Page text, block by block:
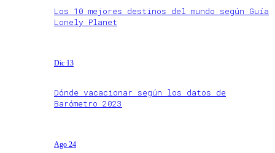
Los 10 mejores destinos del mundo según Guía
Lonely Planet
Dic 13
Dónde vacacionar según los datos de
Barómetro 2023
Ago 24